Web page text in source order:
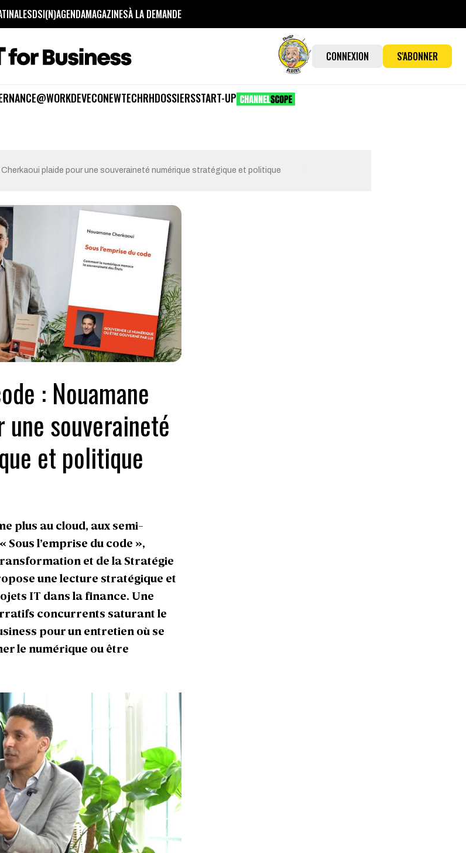
DSI(N)AGENDAMAGAZINESÀ LA DEMANDE
CONNEXION S'ABONNER
@WORKDEVECONEWTECHRHDOSSIERSSTART-UP
Cherkaoui plaide pour une souveraineté numérique stratégique et politique
: Nouamane
souveraineté
et politique
plus au cloud, aux semi-
l’emprise du code »,
et de la Stratégie
une lecture stratégique et
IT dans la finance. Une
concurrents saturant le
pour un entretien où se
le numérique ou être